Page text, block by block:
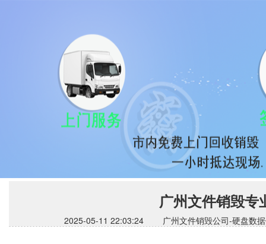
广州文件销毁专
2025-05-11 22:03:24 广州文件销毁公司-硬盘数